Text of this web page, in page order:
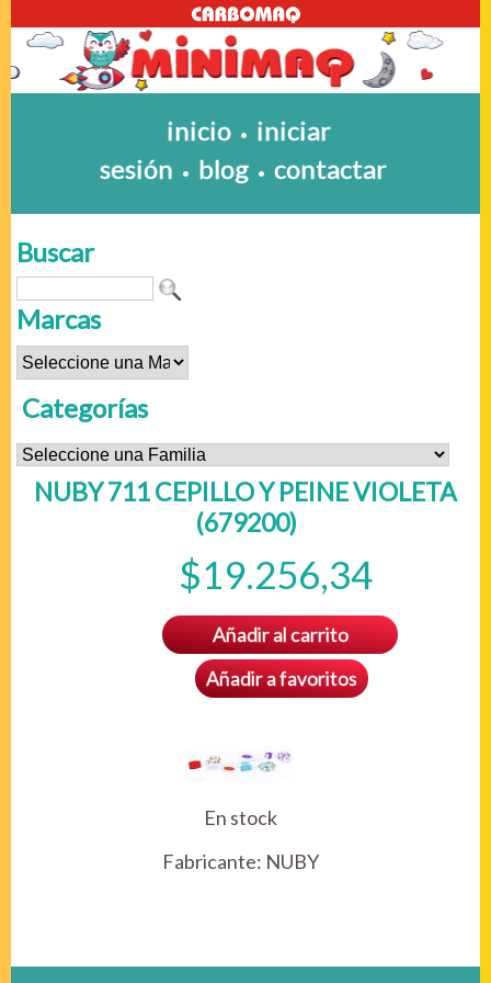
inicio • iniciar
sesión • blog • contactar
Buscar
Marcas
Categorías
NUBY 711 CEPILLO Y PEINE VIOLETA
(679200)
$19.256,34
Añadir al carrito
Añadir a favoritos
En stock
Fabricante: NUBY